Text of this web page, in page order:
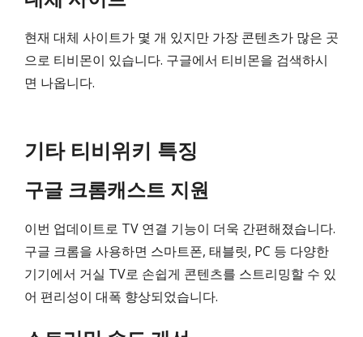
현재 대체 사이트가 몇 개 있지만 가장 콘텐츠가 많은 곳
으로 티비몬이 있습니다. 구글에서 티비몬을 검색하시
면 나옵니다.
기타 티비위키 특징
구글 크롬캐스트 지원
이번 업데이트로 TV 연결 기능이 더욱 간편해졌습니다.
구글 크롬을 사용하면 스마트폰, 태블릿, PC 등 다양한
기기에서 거실 TV로 손쉽게 콘텐츠를 스트리밍할 수 있
어 편리성이 대폭 향상되었습니다.